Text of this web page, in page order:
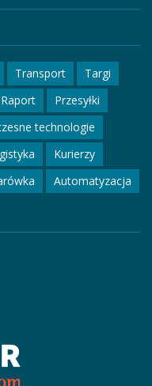
Transport
Targi
Raport
Przesyłki
technologie
Kurierzy
Automatyzacja